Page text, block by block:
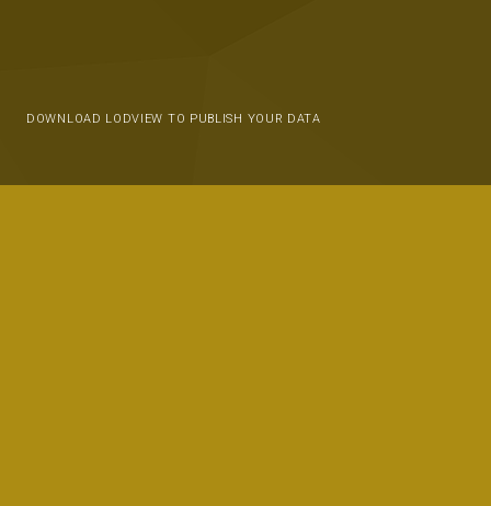
DOWNLOAD LODVIEW TO PUBLISH YOUR DATA